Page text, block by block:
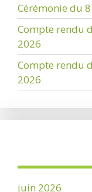
Cérémonie du
Compte rendu
2026
Compte rendu
2026
juin 2026